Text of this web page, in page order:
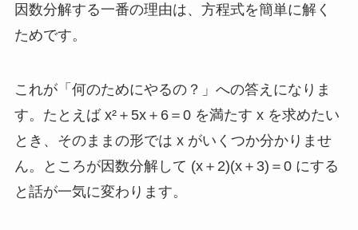
因数分解する一番の理由は、方程式を簡単に解く
ためです。
これが「何のためにやるの？」への答えになりま
す。たとえば x²＋5x＋6＝0 を満たす x を求めたい
とき、そのままの形では x がいくつか分かりませ
ん。ところが因数分解して (x＋2)(x＋3)＝0 にする
と話が一気に変わります。